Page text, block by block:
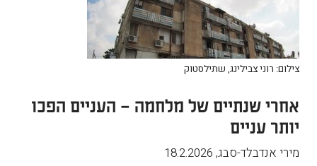
צילום: רוני צבילינג, שתילסטוק
אחרי שנתיים של מלחמה – העניים הפכו
יותר עניים
מירי אנדבלד-סבג,
18.2.2026